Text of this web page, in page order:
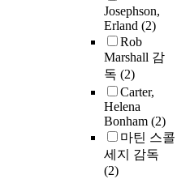
Josephson,
Erland (2)
Rob
Marshall 감
독 (2)
Carter,
Helena
Bonham (2)
마틴 스콜
세지 감독
(2)